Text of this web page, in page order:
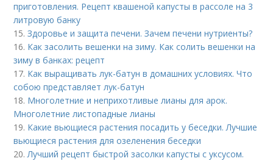
приготовления. Рецепт квашеной капусты в рассоле на 3
литровую банку
15.Здоровье и защита печени. Зачем печени нутриенты?
16. Как засолить вешенки на зиму. Как солить вешенки на
зиму в банках: рецепт
17. Как выращивать лук-батун в домашних условиях. Что
собою представляет лук-батун
18. Многолетние и неприхотливые лианы для арок.
Многолетние листопадные лианы
19. Какие вьющиеся растения посадить у беседки. Лучшие
вьющиеся растения для озеленения беседки
20.Лучший рецепт быстрой засолки капусты с уксусом.